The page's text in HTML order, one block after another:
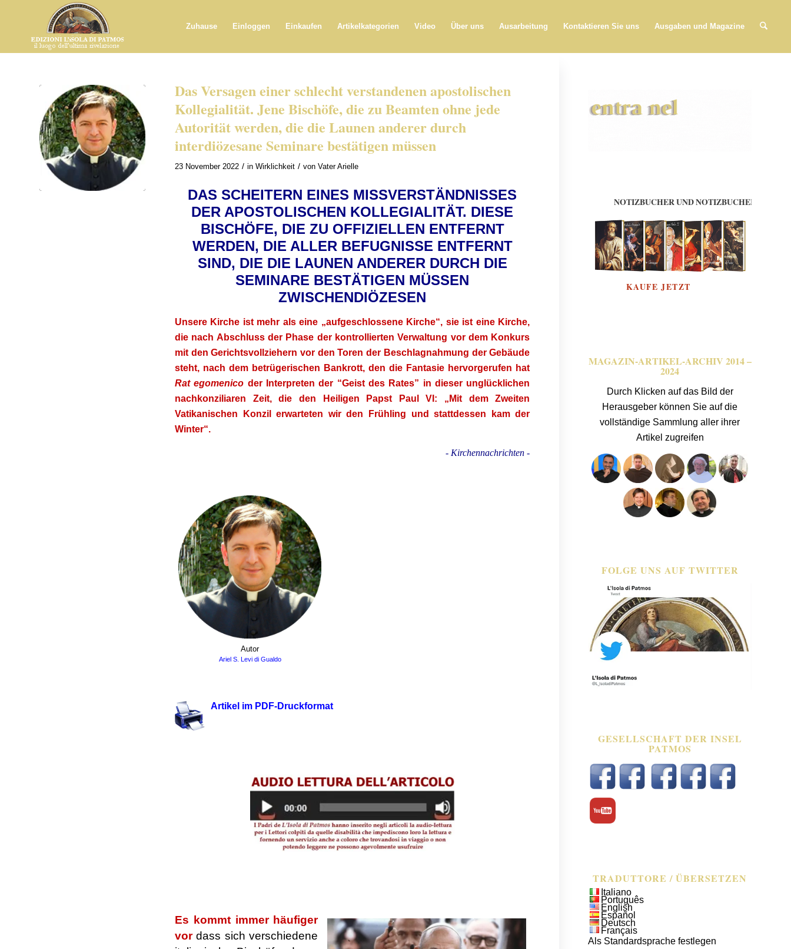
Zuhause Einloggen Einkaufen Artikelkategorien Video Über uns Ausarbeitung Kontaktieren Sie uns Ausgaben und Magazine
Das Versagen einer schlecht verstandenen apostolischen
Kollegialität. Jene Bischöfe, die zu Beamten ohne jede
Autorität werden, die die Launen anderer durch
interdiözesane Seminare bestätigen müssen
23 November 2022 / in Wirklichkeit / von Vater Arielle
DAS SCHEITERN EINES MISSVERSTÄNDNISSES
DER APOSTOLISCHEN KOLLEGIALITÄT. DIESE
BISCHÖFE, DIE ZU OFFIZIELLEN ENTFERNT
WERDEN, DIE ALLER BEFUGNISSE ENTFERNT
SIND, DIE DIE LAUNEN ANDERER DURCH DIE
SEMINARE BESTÄTIGEN MÜSSEN
ZWISCHENDIÖZESEN
Unsere Kirche ist mehr als eine „aufgeschlossene Kirche“, sie ist eine Kirche,
die nach Abschluss der Phase der kontrollierten Verwaltung vor dem Konkurs
mit den Gerichtsvollziehern vor den Toren der Beschlagnahmung der Gebäude
steht, nach dem betrügerischen Bankrott, den die Fantasie hervorgerufen hat
Rat egomenico der Interpreten der “Geist des Rates” in dieser unglücklichen
nachkonziliaren Zeit, die den Heiligen Papst Paul VI: „Mit dem Zweiten
Vatikanischen Konzil erwarteten wir den Frühling und stattdessen kam der
Winter“.
- Kirchennachrichten -
Autor
Ariel S. Levi di Gualdo
Artikel im PDF-Druckformat
Es kommt immer häufiger
vordass sich verschiedene
MAGAZIN-ARTIKEL-ARCHIV 2014 –
2024
Durch Klicken auf das Bild der
Herausgeber können Sie auf die
vollständige Sammlung aller ihrer
Artikel zugreifen
FOLGE UNS AUF TWITTER
GESELLSCHAFT DER INSEL
PATMOS
TRADUTTORE / ÜBERSETZEN
Italiano
Português
English
Español
Deutsch
Français
Als Standardsprache festlegen